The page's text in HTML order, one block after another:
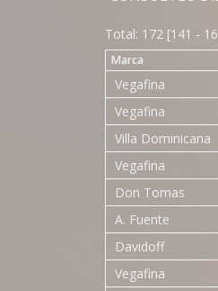
Total: 172 [141 -
Marca
Vegafina
Vegafina
Villa Dominicana
Vegafina
Don Tomas
A. Fuente
Davidoff
Vegafina